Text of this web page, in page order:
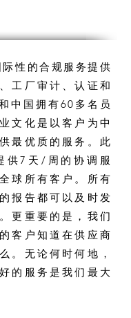
性的合规服务提供
工厂审计、认证和
中国拥有60多名员
文化是以客户为中
最优质的服务。此
供7天/周的协调服
球所有客户。所有
报告都可以及时发
更重要的是，我们
客户知道在供应商
。无论何时何地，
的服务是我们最大